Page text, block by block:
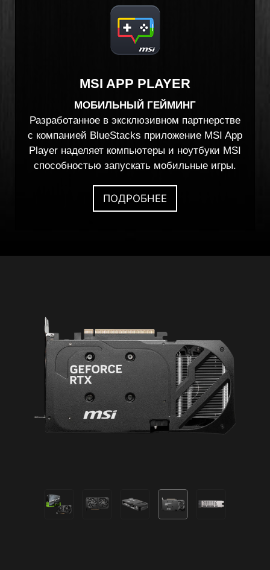
MSI APP PLAYER
МОБИЛЬНЫЙ ГЕЙМИНГ
Разработанное в эксклюзивном партнерстве
с компанией BlueStacks приложение MSI App
Player наделяет компьютеры и ноутбуки MSI
способностью запускать мобильные игры.
ПОДРОБНЕЕ